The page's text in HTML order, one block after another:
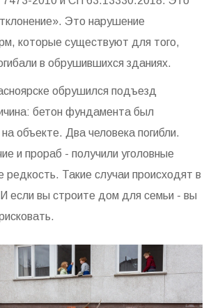
Это нарушение
которые существуют для того,
в обрушившихся зданиях.
обрушился подъезд
бетон фундамента был
объекте. Два человека погибли.
и прораб - получили уголовные
редкость. Такие случаи происходят в
если вы строите дом для семьи - вы